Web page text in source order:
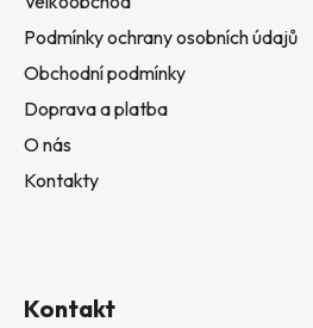
Podmínky ochrany osobních údajů
Obchodní podmínky
Doprava a platba
O nás
Kontakty
Kontakt